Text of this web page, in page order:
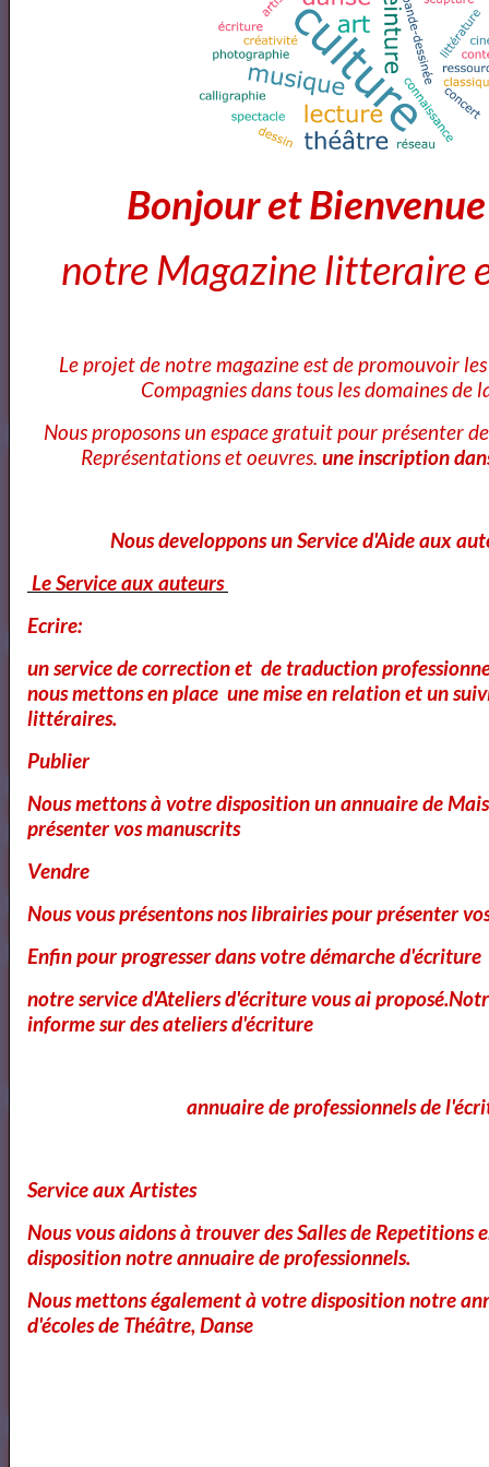
Concert | La Classe d'Excellence de Violoncelle -
Promotion V (Concert de clôture)
À une robe rose - Théophile Gautier lu par Yvon Jean
Dom Juan de Molière
Le Cid - Pierre Corneille ( AudioBook FR )
les video du jour
Bibliothéque Audio des livres de Théâtre 11
Notre Bibliothéque Théâtrale
Vidéos
Bibliothéque des Pièces de Théâtre
Bonjour et
notre Magazine litteraire
Le projet de notre magazine est de promouvoir
Compagnies dans tous les domaines de
Nous proposons un espace gratuit pour présenter
Représentations et oeuvres. une inscription
Nous developpons un Service d'Aide aux
Le Service aux auteurs
Ecrire:
un service de correction et de traduction
nous mettons en place une mise en relation et un
littéraires.
Publier
Nous mettons à votre disposition un annuaire de
présenter vos manuscrits
Vendre
Nous vous présentons nos librairies pour présenter
Enfin pour progresser dans votre démarche d'écriture
notre service d'Ateliers d'écriture vous ai
informe sur des ateliers d'écriture
annuaire de professionnels de
Service aux Artistes
Nous vous aidons à trouver des Salles de Repetitions
disposition notre annuaire de professionnels.
Nous mettons également à votre disposition notre
d'écoles de Théâtre, Danse